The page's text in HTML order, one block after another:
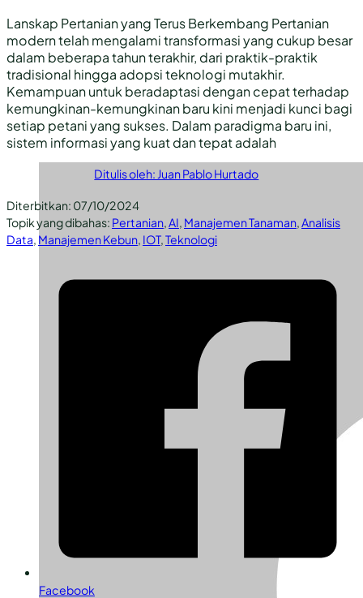
Lanskap Pertanian yang Terus Berkembang Pertanian
modern telah mengalami transformasi yang cukup besar
dalam beberapa tahun terakhir, dari praktik-praktik
tradisional hingga adopsi teknologi mutakhir.
Kemampuan untuk beradaptasi dengan cepat terhadap
kemungkinan-kemungkinan baru kini menjadi kunci bagi
setiap petani yang sukses. Dalam paradigma baru ini,
sistem informasi yang kuat dan tepat adalah
Ditulis oleh: Juan Pablo Hurtado
Diterbitkan: 07/10/2024
Topik yang dibahas: Pertanian AI Manajemen Tanaman Analisis
Data Manajemen Kebun IOT, Teknologi
Facebook